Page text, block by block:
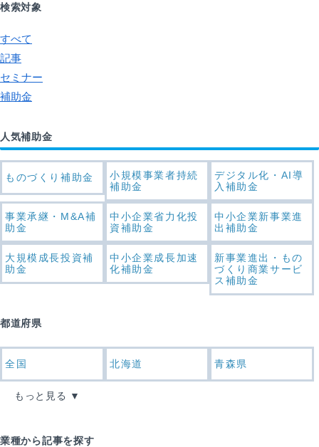
検索対象
すべて
記事
セミナー
補助金
人気補助金
ものづくり補助金
小規模事業者持続
補助金
デジタル化・AI導
入補助金
事業承継・M&A補
助金
中小企業省力化投
資補助金
中小企業新事業進
出補助金
大規模成長投資補
助金
中小企業成長加速
化補助金
新事業進出・もの
づくり商業サービ
ス補助金
都道府県
全国 北海道 青森県
もっと見る
業種から記事を探す